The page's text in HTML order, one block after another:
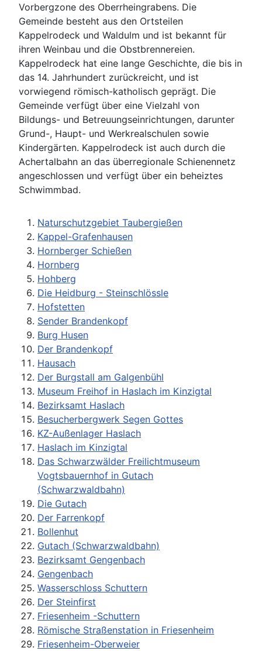
Vorbergzone des Oberrheingrabens. Die
Gemeinde besteht aus den Ortsteilen
Kappelrodeck und Waldulm und ist bekannt für
ihren Weinbau und die Obstbrennereien.
Kappelrodeck hat eine lange Geschichte, die bis in
das 14. Jahrhundert zurückreicht, und ist
vorwiegend römisch-katholisch geprägt. Die
Gemeinde verfügt über eine Vielzahl von
Bildungs- und Betreuungseinrichtungen, darunter
Grund-, Haupt- und Werkrealschulen sowie
Kindergärten. Kappelrodeck ist auch durch die
Achertalbahn an das überregionale Schienennetz
angeschlossen und verfügt über ein beheiztes
Schwimmbad.
Naturschutzgebiet Taubergießen
Kappel-Grafenhausen
Hornberger Schießen
Hornberg
Hohberg
Die Heidburg - Steinschlössle
Hofstetten
Sender Brandenkopf
Burg Husen
Der Brandenkopf
Hausach
Der Burgstall am Galgenbühl
Museum Freihof in Haslach im Kinzigtal
Bezirksamt Haslach
Besucherbergwerk Segen Gottes
KZ-Außenlager Haslach
Haslach im Kinzigtal
Das Schwarzwälder Freilichtmuseum
Vogtsbauernhof in Gutach
(Schwarzwaldbahn)
Die Gutach
Der Farrenkopf
Bollenhut
Gutach (Schwarzwaldbahn)
Bezirksamt Gengenbach
Gengenbach
Wasserschloss Schuttern
Der Steinfirst
Friesenheim -Schuttern
Römische Straßenstation in Friesenheim
Friesenheim-Oberweier